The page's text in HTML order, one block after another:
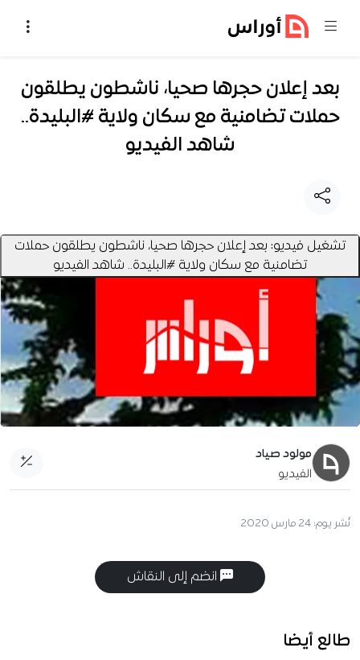
بعد إعلان حجرها صحيا، ناشطون يطلقون
حملات تضامنية مع سكان ولاية #البليدة..
شاهد الفيديو
تشغيل فيديو: بعد إعلان حجرها صحيا، ناشطون يطلقون حملات
تضامنية مع سكان ولاية #البليدة.. شاهد الفيديو
مولود صياد
الفيديو
نُشر يوم: 24 مارس 2020
انضم إلى النقاش
طالع أيضا